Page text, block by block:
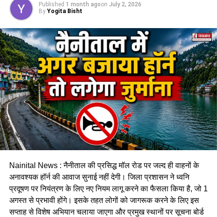
नोटिस
हल्द्वानी तहसीलदारने बताया कि कलसिया गधेरे के किनारे रहने वाले लोगों
को नोटिस जारी कर दिए गए हैं। साथ ही उन्हें स्पष्ट चेतावनी दी गई है कि
भारी बारिश के दौरान गधेरों के समीप न रहें, क्योंकि अचानक जलस्तर बढ़ने
से जान-माल का खतरा पैदा हो सकता है।
प्रशासन ने जनता से की सतर्क रहने की
Published 1 month agoon July 2, 2026
By Yogita Bisht
Nainital News : नैनीताल की प्रसिद्ध मॉल रोड पर जल्द ही वाहनों के
अनावश्यक हॉर्न की आवाज सुनाई नहीं देगी। जिला प्रशासन ने ध्वनि
प्रदूषण पर नियंत्रण के लिए नए नियम लागू करने का फैसला किया है, जो 1
अगस्त से प्रभावी होंगे। इसके तहत लोगों को जागरूक करने के लिए इस
सप्ताह से विशेष अभियान चलाया जाएगा और प्रमुख स्थानों पर सूचना बोर्ड